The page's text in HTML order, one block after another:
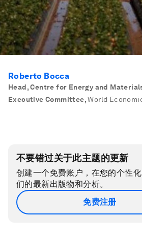
Roberto Bocca
Head, Centre for Energy and
Executive Committee, World
不要错过关于此主题的更新
创建一个免费账户，在您的个性
们的最新出版物和分析。
免费注册